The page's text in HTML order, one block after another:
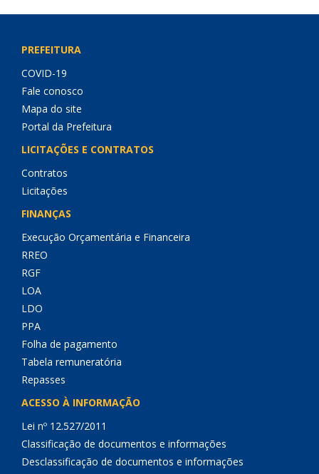
PREFEITURA
COVID-19
Fale conosco
Mapa do site
Portal da Prefeitura
LICITAÇÕES E CONTRATOS
Contratos
Licitações
FINANÇAS
Execução Orçamentária e Financeira
RREO
RGF
LOA
LDO
PPA
Folha de pagamento
Tabela remuneratória
Repasses
ACESSO À INFORMAÇÃO
Lei nº 12.527/2011
Classificação de documentos e informações
Desclassificação de documentos e informações